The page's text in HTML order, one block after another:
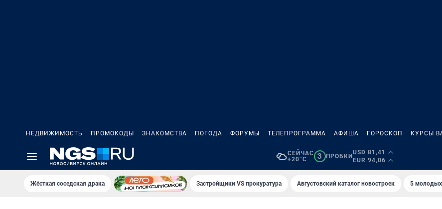
НЕДВИЖИМОСТЬ ПРОМОКОДЫ ЗНАКОМСТВА ПОГОДА ФОРУМЫ ТЕЛЕПРОГРАММА АФИША ГОРОСКОП КУРСЫ
СЕЙЧАС
+20°C
3 ПРОБКИ
USD 81,41
EUR 94,06
Жёсткая соседская драка Застройщики VS прокуратура Августовский каталог новостроек 5 молодых